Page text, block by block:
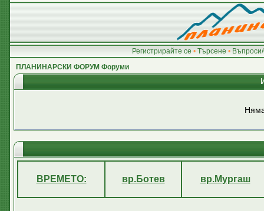
Регистрирайте се • Търсене •
ПЛАНИНАРСКИ ФОРУМ Форуми
ВРЕМЕТО: вр.Ботев вр.Мургаш